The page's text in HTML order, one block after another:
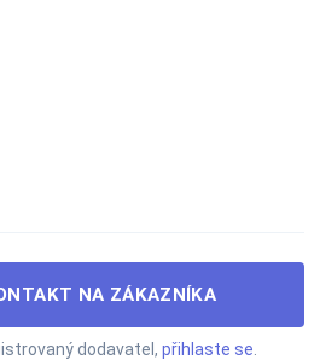
NA ZÁKAZNÍKA
dodavatel, přihlaste se